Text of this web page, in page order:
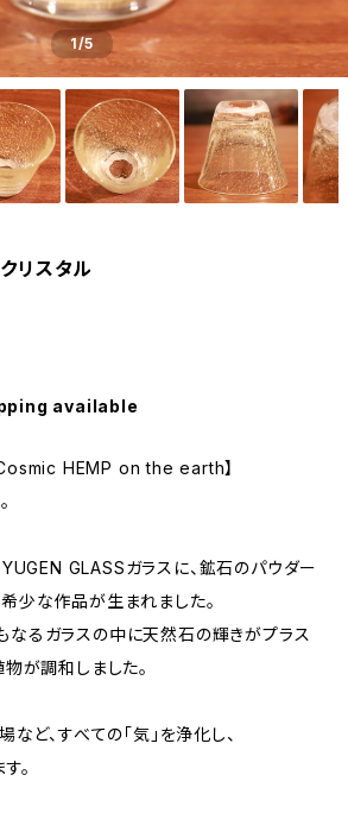
1/5
リスタル
available
HEMP on the earth】
GLASSガラスに、鉱石のパウダー
少な作品が生まれました。
るガラスの中に天然石の輝きがプラス
物が調和しました。
など、すべての「気」を浄化し、
。